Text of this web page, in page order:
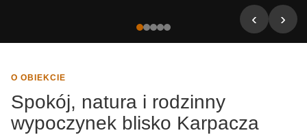
‹ ›
O OBIEKCIE
Spokój, natura i rodzinny
wypoczynek blisko Karpacza